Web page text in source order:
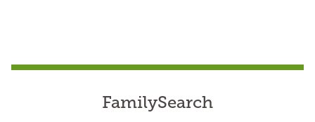
FamilySearch